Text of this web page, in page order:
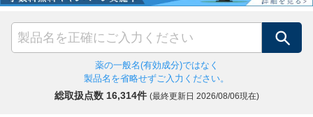
検索
薬の一般名(有効成分)ではなく
製品名を省略せずご入力ください。
総取扱点数 16,314件 (最終更新日 2026/08/06現在)